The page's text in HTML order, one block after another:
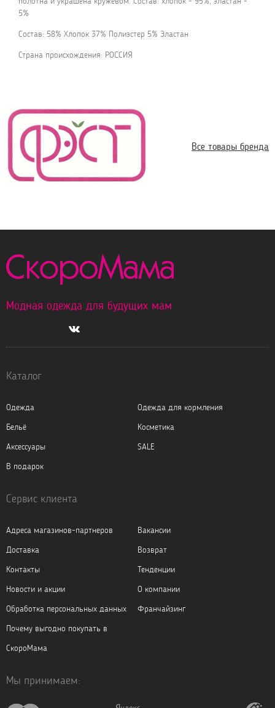
5%
Состав: 58% Хлопок 37% Полиэстер 5% Эластан
Страна происхождения: РОССИЯ
Все товары бренда
Модная одежда для будущих мам
Каталог
Одежда
Одежда для кормления
Бельё
Косметика
Аксессуары
SALE
В подарок
Сервис клиента
Адреса магазинов-партнеров
Вакансии
Доставка
Возврат
Контакты
Тенденции
Новости и акции
О компании
Обработка персональных данных
Франчайзинг
Почему выгодно покупать в
СкороМама
Мы принимаем: